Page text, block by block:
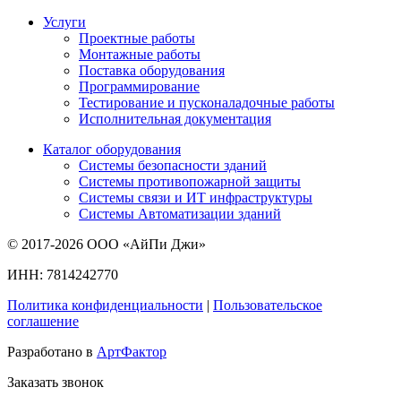
Услуги
Проектные работы
Монтажные работы
Поставка оборудования
Программирование
Тестирование и пусконаладочные работы
Исполнительная документация
Каталог оборудования
Системы безопасности зданий
Системы противопожарной защиты
Системы связи и ИТ инфраструктуры
Системы Автоматизации зданий
© 2017-2026 ООО «АйПи Джи»
ИНН: 7814242770
Политика конфиденциальности | Пользовательское
соглашение
Разработано в АртФактор
Заказать звонок